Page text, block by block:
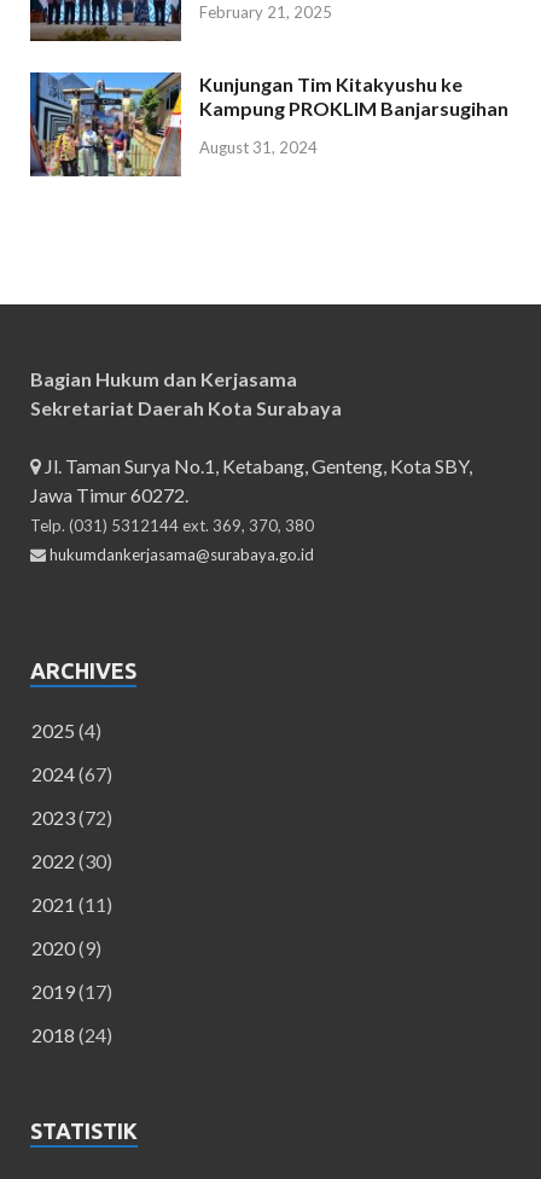
February 21, 2025
Kunjungan Tim Kitakyushu ke
Kampung PROKLIM Banjarsugihan
August 31, 2024
Bagian Hukum dan Kerjasama
Sekretariat Daerah Kota Surabaya
Jl. Taman Surya No.1, Ketabang, Genteng, Kota SBY,
Jawa Timur 60272.
Telp. (031) 5312144 ext. 369, 370, 380
hukumdankerjasama@surabaya.go.id
ARCHIVES
2025 (4)
2024(67)
2023(72)
2022 (30)
2021 (11)
2020(9)
2019(17)
2018 (24)
STATISTIK